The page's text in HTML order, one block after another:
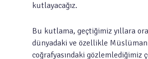
kutlayacağız.
Bu kutlama, geçtiğimiz yıllara
dünyadaki ve özellikle Müslüman
coğrafyasındaki gözlemlediğimiz